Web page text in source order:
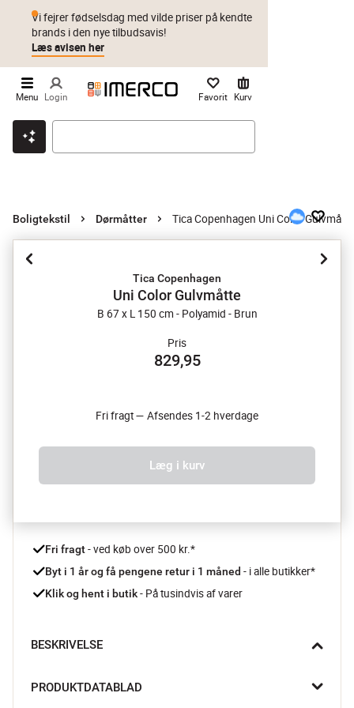
Klik & hent Byt i 1 år Prismatch
Vi fejrer fødselsdag med vilde priser på kendte
brands i den nye tilbudsavis!
Læs avisen her
Menu Login Favorit Kurv
Boligtekstil Dørmåtter Tica Copenhagen Uni Color Gulvmåtte
Tica Copenhagen
Uni Color Gulvmåtte
B 67 x L 150 cm - Polyamid - Brun
Pris
829,95
Fri fragt — Afsendes 1-2 hverdage
Læg i kurv
Fri fragt - ved køb over 500 kr.*
Byt i 1 år og få pengene retur i 1 måned - i alle butikker*
Klik og hent i butik - På tusindvis af varer
BESKRIVELSE
sko, før du træder ind ad døren. Så holder du dit hjem rent
PRODUKTDATABLAD